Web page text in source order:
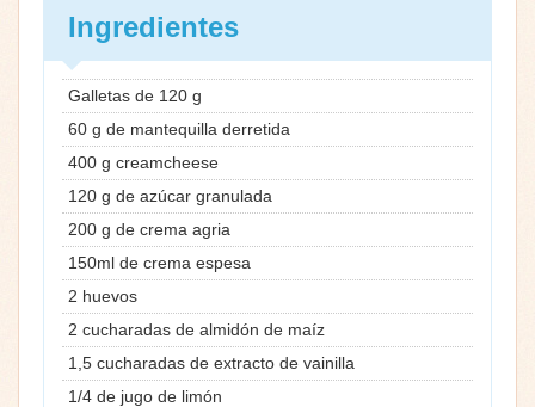
Ingredientes
Galletas de 120 g
60 g de mantequilla derretida
400 g creamcheese
120 g de azúcar granulada
200 g de crema agria
150ml de crema espesa
2 huevos
2 cucharadas de almidón de maíz
1,5 cucharadas de extracto de vainilla
1/4 de jugo de limón